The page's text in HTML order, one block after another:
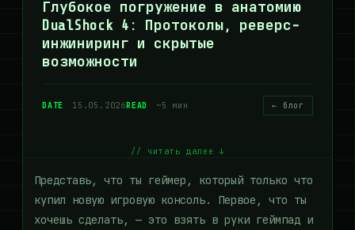
Глубокое погружение в анатомию
DualShock 4: Протоколы, реверс-
инжиниринг и скрытые
возможности
DATE 15.05.2026READ ~5 мин ← блог
// читать далее ↓
Представь, что ты геймер, который только что
купил новую игровую консоль. Первое, что ты
хочешь сделать, — это взять в руки геймпад и